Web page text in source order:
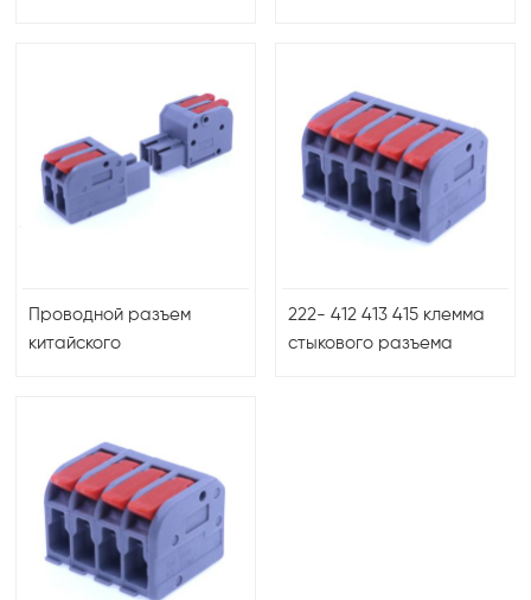
клеммный блок, разъем с
фиксатором рычага
силовых приложений,
вставная конструкция
Проводной разъем
китайского
светодиодной
подсветкой, двухрядный
разъем питания 222
222- 412 413 415 клемма
стыкового разъема